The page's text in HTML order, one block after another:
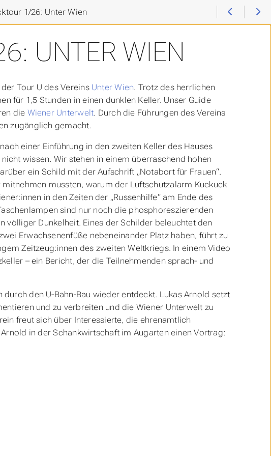
1/26: Unter Wien
UNTER WIEN
Tour U des Vereins Unter Wien. Trotz des herrlichen
für 1,5 Stunden in einen dunklen Keller. Unser Guide
die Wiener Unterwelt. Durch die Führungen des Vereins
zugänglich gemacht.
einer Einführung in den zweiten Keller des Hauses
wissen. Wir stehen in einem überraschend hohen
ein Schild mit der Aufschrift „Notabort für Frauen“.
mussten, warum der Luftschutzalarm Kuckuck
in den Zeiten der „Russenhilfe“ am Ende des
sind nur noch die phosphoreszierenden
Dunkelheit. Eines der Schilder beleuchtet den
Erwachsenenfüße nebeneinander Platz haben, führt zu
Zeitzeug:innen des zweiten Weltkriegs. In einem Video
– ein Bericht, der die Teilnehmenden sprach- und
den U-Bahn-Bau wieder entdeckt. Lukas Arnold setzt
und zu verbreiten und die Wiener Unterwelt zu
freut sich über Interessierte, die ehrenamtlich
in der Schankwirtschaft im Augarten einen Vortrag: